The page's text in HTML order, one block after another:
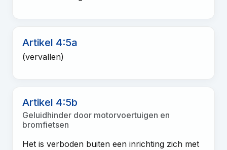
Artikel 4:5a
(vervallen)
Artikel 4:5b
Geluidhinder door motorvoertuigen en
bromfietsen
Het is verboden buiten een inrichting zich met